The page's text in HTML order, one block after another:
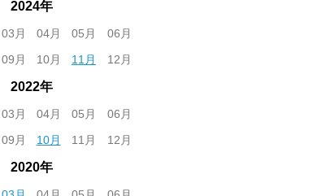
2024年
03月 04月 05月
06月
09月 10月 11月 12月
2022年
03月 04月 05月
06月
09月 10月 11月 12月
2020年